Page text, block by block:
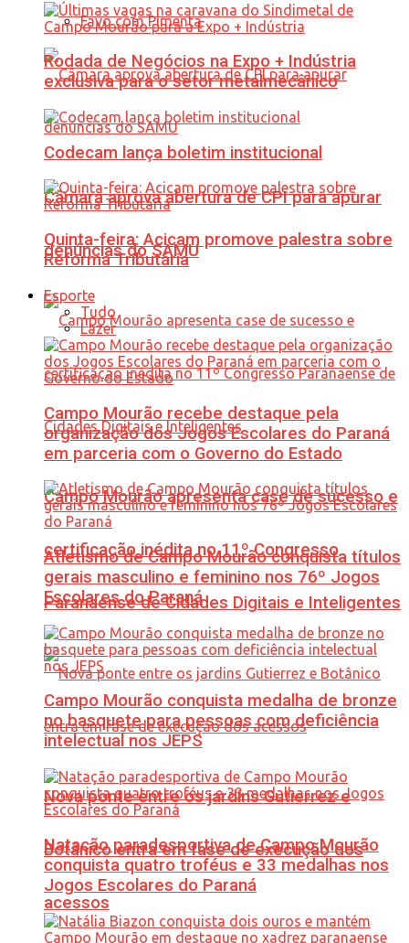
Favo com Pimenta
Câmara aprova abertura de CPI para apurar
denúncias do SAMU
Campo Mourão apresenta case de sucesso e
certificação inédita no 11º Congresso
Paranaense de Cidades Digitais e Inteligentes
Nova ponte entre os jardins Gutierrez e
Botânico entra em fase de execução dos
acessos
Rodada de Negócios na Expo + Indústria
exclusiva para o setor metalmecânico
Codecam lança boletim institucional
Quinta-feira: Acicam promove palestra sobre
Reforma Tributária
Esporte
Tudo
Lazer
Campo Mourão recebe destaque pela
organização dos Jogos Escolares do Paraná
em parceria com o Governo do Estado
Atletismo de Campo Mourão conquista títulos
gerais masculino e feminino nos 76º Jogos
Escolares do Paraná
Campo Mourão conquista medalha de bronze
no basquete para pessoas com deficiência
intelectual nos JEPS
Natação paradesportiva de Campo Mourão
conquista quatro troféus e 33 medalhas nos
Jogos Escolares do Paraná